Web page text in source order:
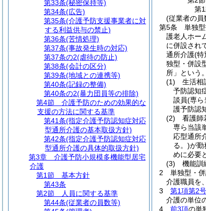
第
(従業者の員
第5条
単独
護老人ホー
に併設され
通所介護(特
独型・併設
所」という
(1)
生活相
予防認知
談員(専ら
護予防認
(2)
看護師
専ら当該
応型通所
る。)が勤
めに必要
(3)
機能
2
単独型・
介護職員を
3
第1項第2号
介護の単位
4
前3項の単
第33条(秘密保持等)
第34条(広告)
第35条(介護予防支援事業者に対
する利益供与の禁止)
第36条(苦情処理)
第37条(事故発生時の対応)
第37条の2(虐待の防止)
第38条(会計の区分)
第39条(地域との連携等)
第40条(記録の整備)
第40条の2(暴力団員等の排除)
第4節
介護予防のための効果的な
支援の方法に関する基準
第41条(指定介護予防認知症対応
型通所介護の基本取扱方針)
第42条(指定介護予防認知症対応
型通所介護の具体的取扱方針)
第3章
介護予防小規模多機能型居宅
介護
第1節
基本方針
第43条
第2節
人員に関する基準
第44条(従業者の員数等)